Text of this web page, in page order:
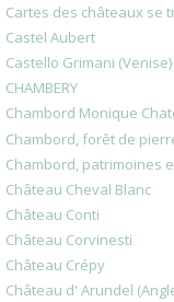
Cartes des châteaux se
Castel Aubert
Castello Grimani (Venise)
CHAMBERY
Chambord Monique
Chambord, forêt de
Chambord, patrimoines
Château Cheval Blanc
Château Conti
Château Corvinesti
Château Crépy
Château d' Arundel